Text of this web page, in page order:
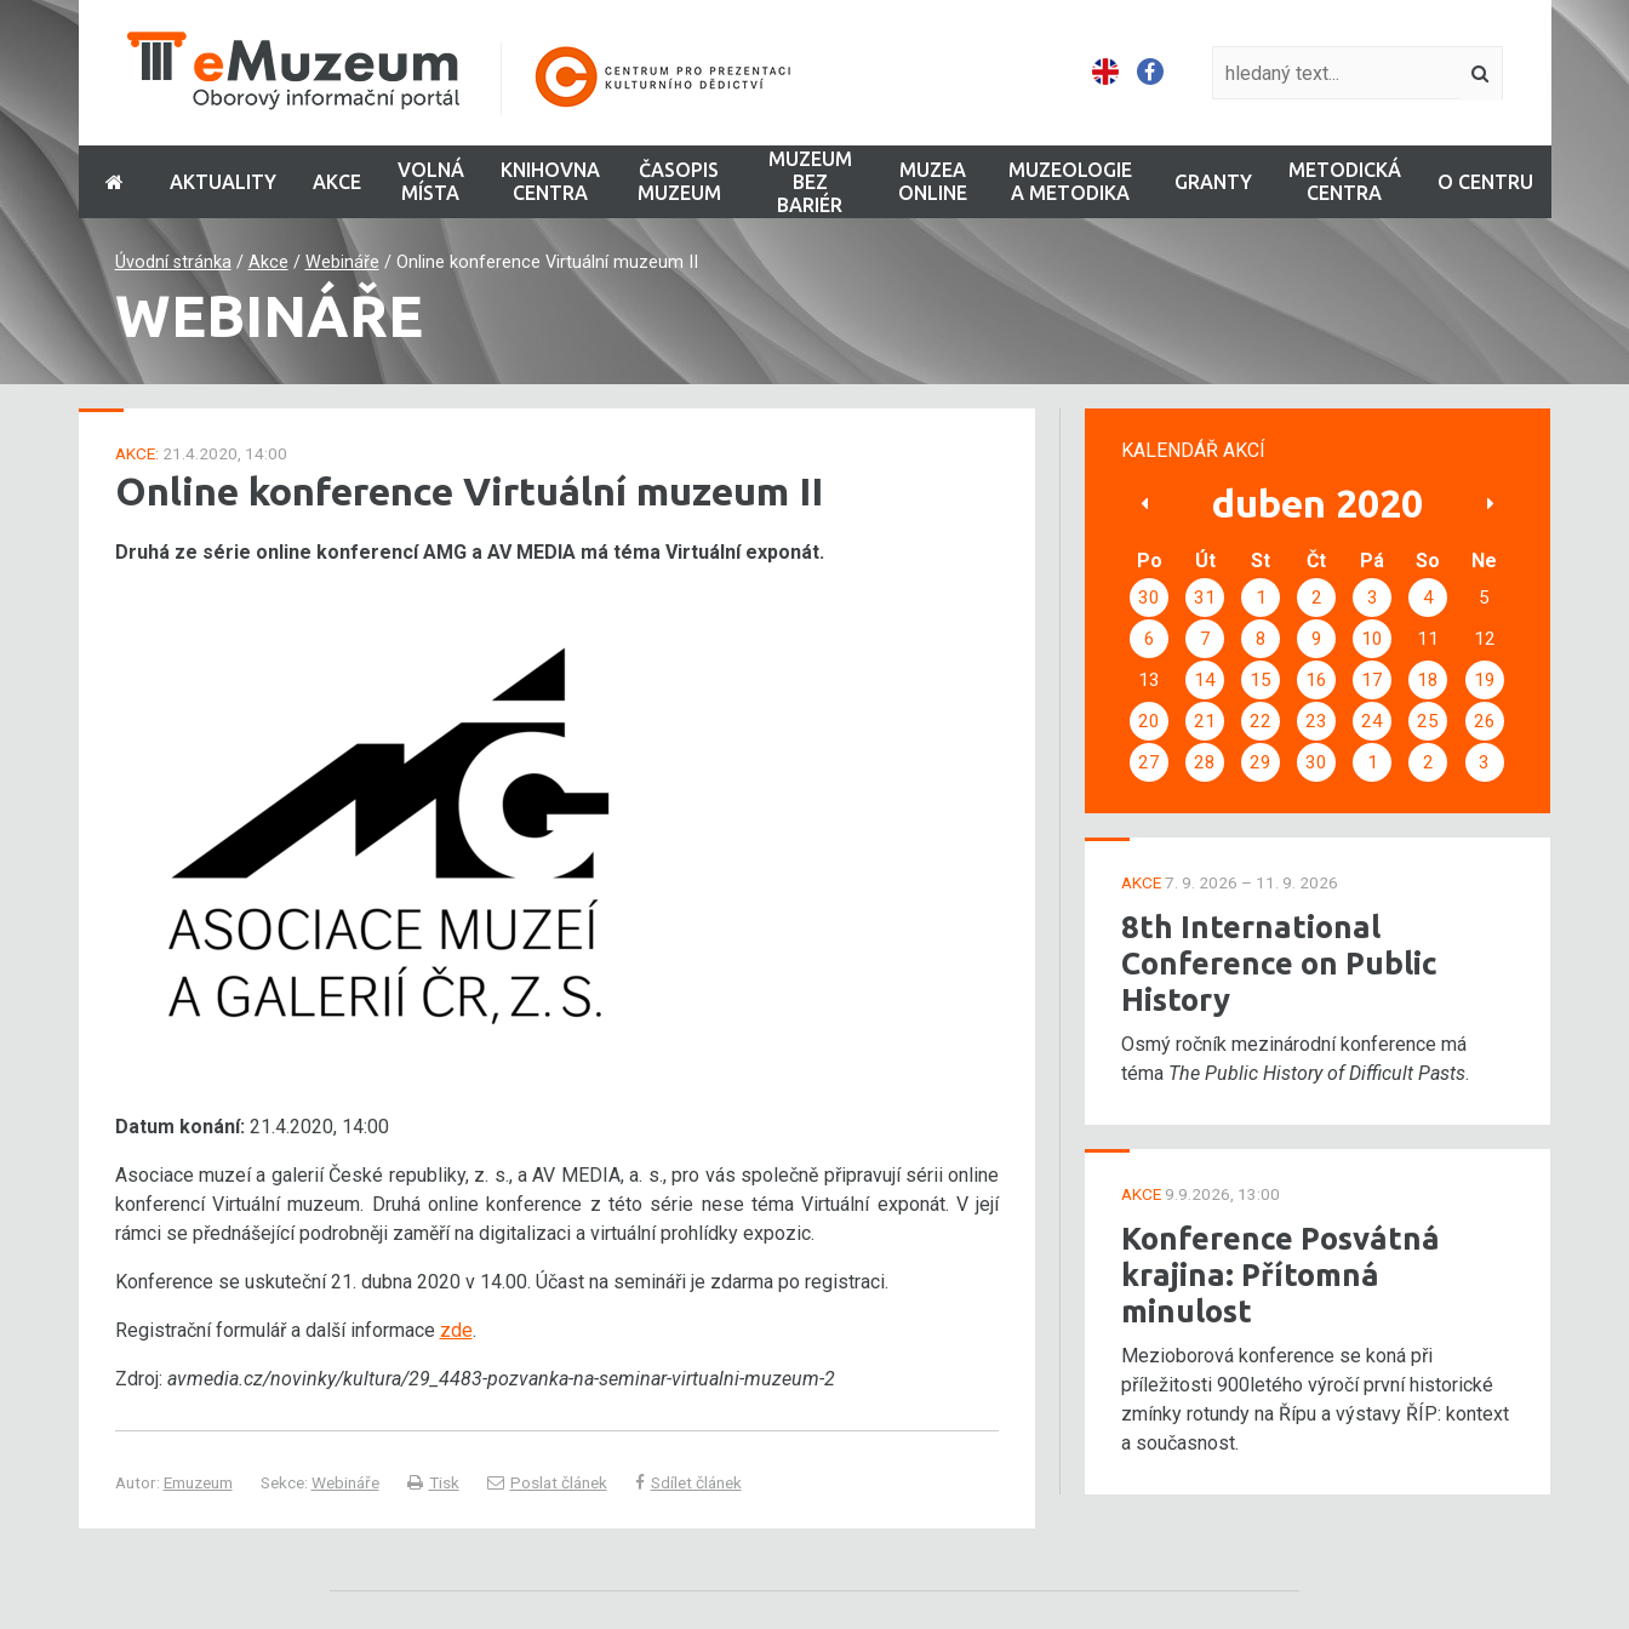
AKTUALITY AKCE
VOLNÁ
MÍSTA
KNIHOVNA
CENTRA
ČASOPIS
MUZEUM
MUZEUM
BEZ
BARIÉR
MUZEA
ONLINE
MUZEOLOGIE
A METODIKA
GRANTY
METODICKÁ
CENTRA
O CENTRU
Úvodní stránka/ Akce / Webináře / Online konference Virtuální muzeum II
WEBINÁŘE
AKCE: 21.4.2020, 14:00
Online konference Virtuální muzeum II
Druhá ze série online konferencí AMG a AV MEDIA má téma Virtuální exponát.
Datum konání: 21.4.2020, 14:00
Asociace muzeí a galerií České republiky, z. s., a AV MEDIA, a. s., pro vás společně připravují sérii online
konferencí Virtuální muzeum. Druhá online konference z této série nese téma Virtuální exponát. V její
rámci se přednášející podrobněji zaměří na digitalizaci a virtuální prohlídky expozic.
Konference se uskuteční 21. dubna 2020 v 14.00. Účast na semináři je zdarma po registraci.
Registrační formulář a další informace zde.
Zdroj: avmedia.cz/novinky/kultura/29_4483-pozvanka-na-seminar-virtualni-muzeum-2
Autor: Emuzeum Sekce: Webináře Tisk Poslat článek Sdílet článek
KALENDÁŘ AKCÍ
duben 2020
Po Út St Čt Pá So Ne
30 31 1 2 3 4
5
6
7 8 9 10 11
12
13
14 15 16 17 18
19
20
21 22 23 24 25
26
27
28 29 30 1 2 3
AKCE7. 9. 2026 – 11. 9. 2026
8th International
Conference on Public
History
Osmý ročník mezinárodní konference má
téma The Public History of Difficult Pasts.
AKCE 9.9.2026, 13:00
Konference Posvátná
krajina: Přítomná
minulost
Mezioborová konference se koná při
příležitosti 900letého výročí první historické
zmínky rotundy na Řípu a výstavy ŘÍP: kontext
a současnost.